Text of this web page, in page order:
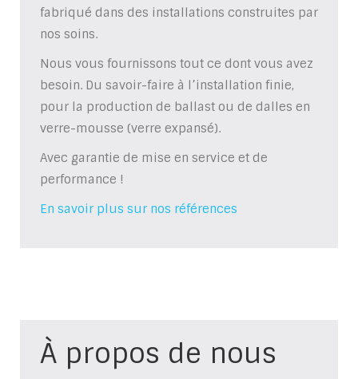
fabriqué dans des installations construites par
nos soins.
Nous vous fournissons tout ce dont vous avez
besoin. Du savoir-faire à l’installation finie,
pour la production de ballast ou de dalles en
verre-mousse (verre expansé).
Avec garantie de mise en service et de
performance !
En savoir plus sur nos références
À propos de nous